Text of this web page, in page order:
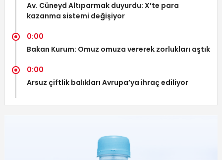
Av. Cüneyd Altıparmak duyurdu: X’te para
kazanma sistemi değişiyor
0:00
Bakan Kurum: Omuz omuza vererek zorlukları aştık
0:00
Arsuz çiftlik balıkları Avrupa’ya ihraç ediliyor